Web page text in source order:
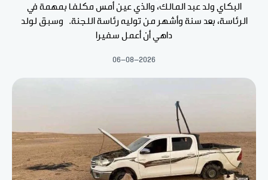
البكاي ولد عبد المالك، والذي عين أمس مكلفا بمهمة في
الرئاسة، بعد سنة وأشهر من توليه رئاسة اللجنة. وسبق لولد
داهي أن أعمل سفيرا
06-08-2026